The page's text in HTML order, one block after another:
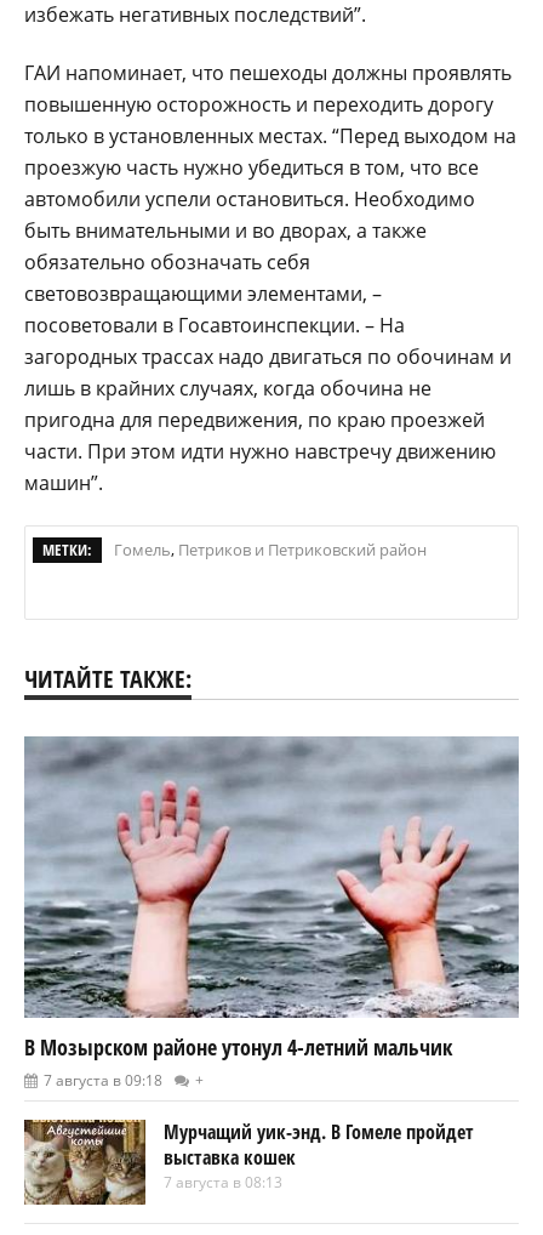
избежать негативных последствий”.
ГАИ напоминает, что пешеходы должны проявлять
повышенную осторожность и переходить дорогу
только в установленных местах. “Перед выходом на
проезжую часть нужно убедиться в том, что все
автомобили успели остановиться. Необходимо
быть внимательными и во дворах, а также
обязательно обозначать себя
световозвращающими элементами, –
посоветовали в Госавтоинспекции. – На
загородных трассах надо двигаться по обочинам и
лишь в крайних случаях, когда обочина не
пригодна для передвижения, по краю проезжей
части. При этом идти нужно навстречу движению
машин”.
МЕТКИ: Гомель, Петриков и Петриковский район
ЧИТАЙТЕ ТАКЖЕ:
В Мозырском районе утонул 4-летний мальчик
7 августа в 09:18 +
Мурчащий уик-энд. В Гомеле пройдет
выставка кошек
7 августа в 08:13